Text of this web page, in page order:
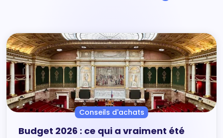
Conseils d'achats
Budget 2026 : ce qui a vraiment été